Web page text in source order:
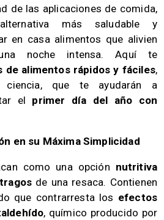
de las aplicaciones de comida,
más saludable y
en casa alimentos que alivien
noche intensa. Aquí te
de alimentos rápidos y fáciles,
ciencia, que te ayudarán a
el primer día del año con
en su Máxima Simplicidad
como una opción nutritiva
de una resaca. Contienen
que contrarresta los efectos
, químico producido por